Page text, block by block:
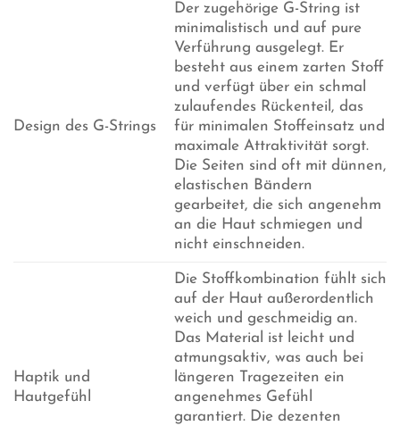
Design des G-Strings
Der zugehörige G-String ist
minimalistisch und auf pure
Verführung ausgelegt. Er
besteht aus einem zarten Stoff
und verfügt über ein schmal
zulaufendes Rückenteil, das
für minimalen Stoffeinsatz und
maximale Attraktivität sorgt.
Die Seiten sind oft mit dünnen,
elastischen Bändern
gearbeitet, die sich angenehm
an die Haut schmiegen und
nicht einschneiden.
Haptik und
Hautgefühl
Die Stoffkombination fühlt sich
auf der Haut außerordentlich
weich und geschmeidig an.
Das Material ist leicht und
atmungsaktiv, was auch bei
längeren Tragezeiten ein
angenehmes Gefühl
garantiert. Die dezenten